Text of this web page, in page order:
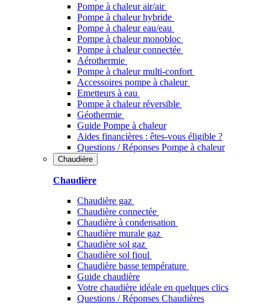
Pompe à chaleur air/air
Pompe à chaleur hybride
Pompe à chaleur​ eau/eau
Pompe à chaleur monobloc
Pompe à chaleur connectée
Aérothermie
Pompe à chaleur multi-confort
Accessoires pompe à chaleur
Emetteurs à eau
Pompe à chaleur réversible
Géothermie
Guide Pompe à chaleur
Aides financières : êtes-vous éligible ?
Questions / Réponses Pompe à chaleur
Chaudière
Chaudière
Chaudière gaz
Chaudière connectée
Chaudière à condensation
Chaudière murale gaz
Chaudière sol gaz
Chaudière sol fioul
Chaudière basse température
Guide chaudière
Votre chaudière idéale en quelques clics
Questions / Réponses Chaudières